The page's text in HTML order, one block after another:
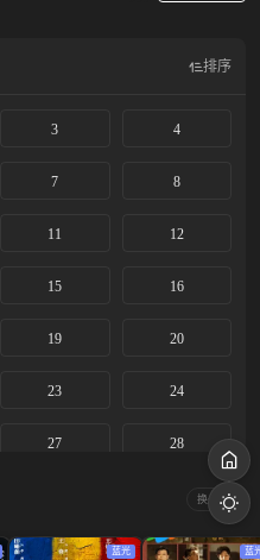
排序
3 4
7 8
11 12
15 16
19 20
23 24
27 28
35 36
换一换
蓝光 蓝